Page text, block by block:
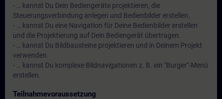
- … kannst Du Dein Bediengeräte projektieren, die
Steuerungsverbindung anlegen und Bedienbilder erstellen.
- … kannst Du eine Navigation für Deine Bedienbilder erstellen
und die Projektierung auf Dein Bediengerät übertragen.
- … kannst Du Bildbausteine projektieren und in Deinem Projekt
verwenden.
- … kannst Du komplexe Bildnavigationen z. B. ein "Burger"-Menü
erstellen.
Teilnahmevoraussetzung